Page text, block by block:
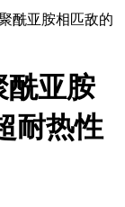
酰亚胺相匹敌的
酰亚胺
耐热性